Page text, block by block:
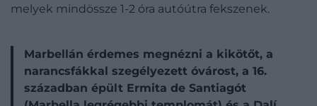
melyek mindössze 1-2 óra autóútra fekszenek.
Marbellán érdemes megnézni a kikötőt, a
narancsfákkal szegélyezett óvárost, a 16.
században épült Ermita de Santiagót